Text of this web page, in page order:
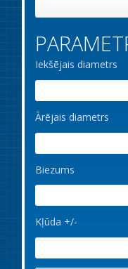
Iekšējais diametrs
Ārējais diametrs
Biezums
Kļūda +/-